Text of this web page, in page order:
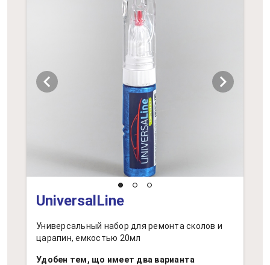
chevron_left chevron_right
UniversalLine
Универсальный набор для ремонта сколов и
царапин, емкостью 20мл
Удобен тем, що имеет два варианта